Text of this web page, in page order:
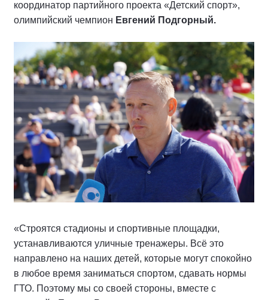
координатор партийного проекта «Детский спорт»,
олимпийский чемпион Евгений Подгорный.
«Строятся стадионы и спортивные площадки,
устанавливаются уличные тренажеры. Всё это
направлено на наших детей, которые могут спокойно
в любое время заниматься спортом, сдавать нормы
ГТО. Поэтому мы со своей стороны, вместе с